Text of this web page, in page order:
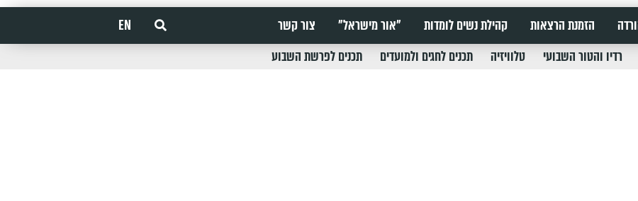
הזמנת הרצאות קהילת נשים לומדות "אור מישראל" צור קשר
EN
רדיו והטור השבועי טלוויזיה תכנים לחגים ולמועדים תכנים לפרשת השבוע